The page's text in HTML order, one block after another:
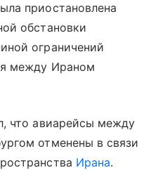
приостановлена
обстановки
ограничений
между Ираном
что авиарейсы между
отменены в связи
Ирана.